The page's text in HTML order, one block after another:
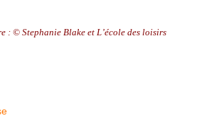
: © Stephanie Blake et L’école des loisirs